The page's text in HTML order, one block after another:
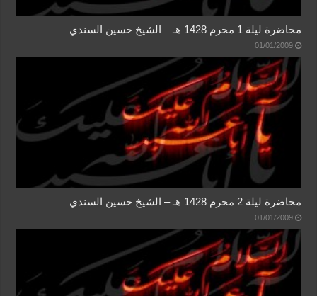
محاضرة ليلة 1 محرم 1428 هـ – الشيخ حسين السندي
01/01/2009
محاضرة ليلة 2 محرم 1428 هـ – الشيخ حسين السندي
01/01/2009